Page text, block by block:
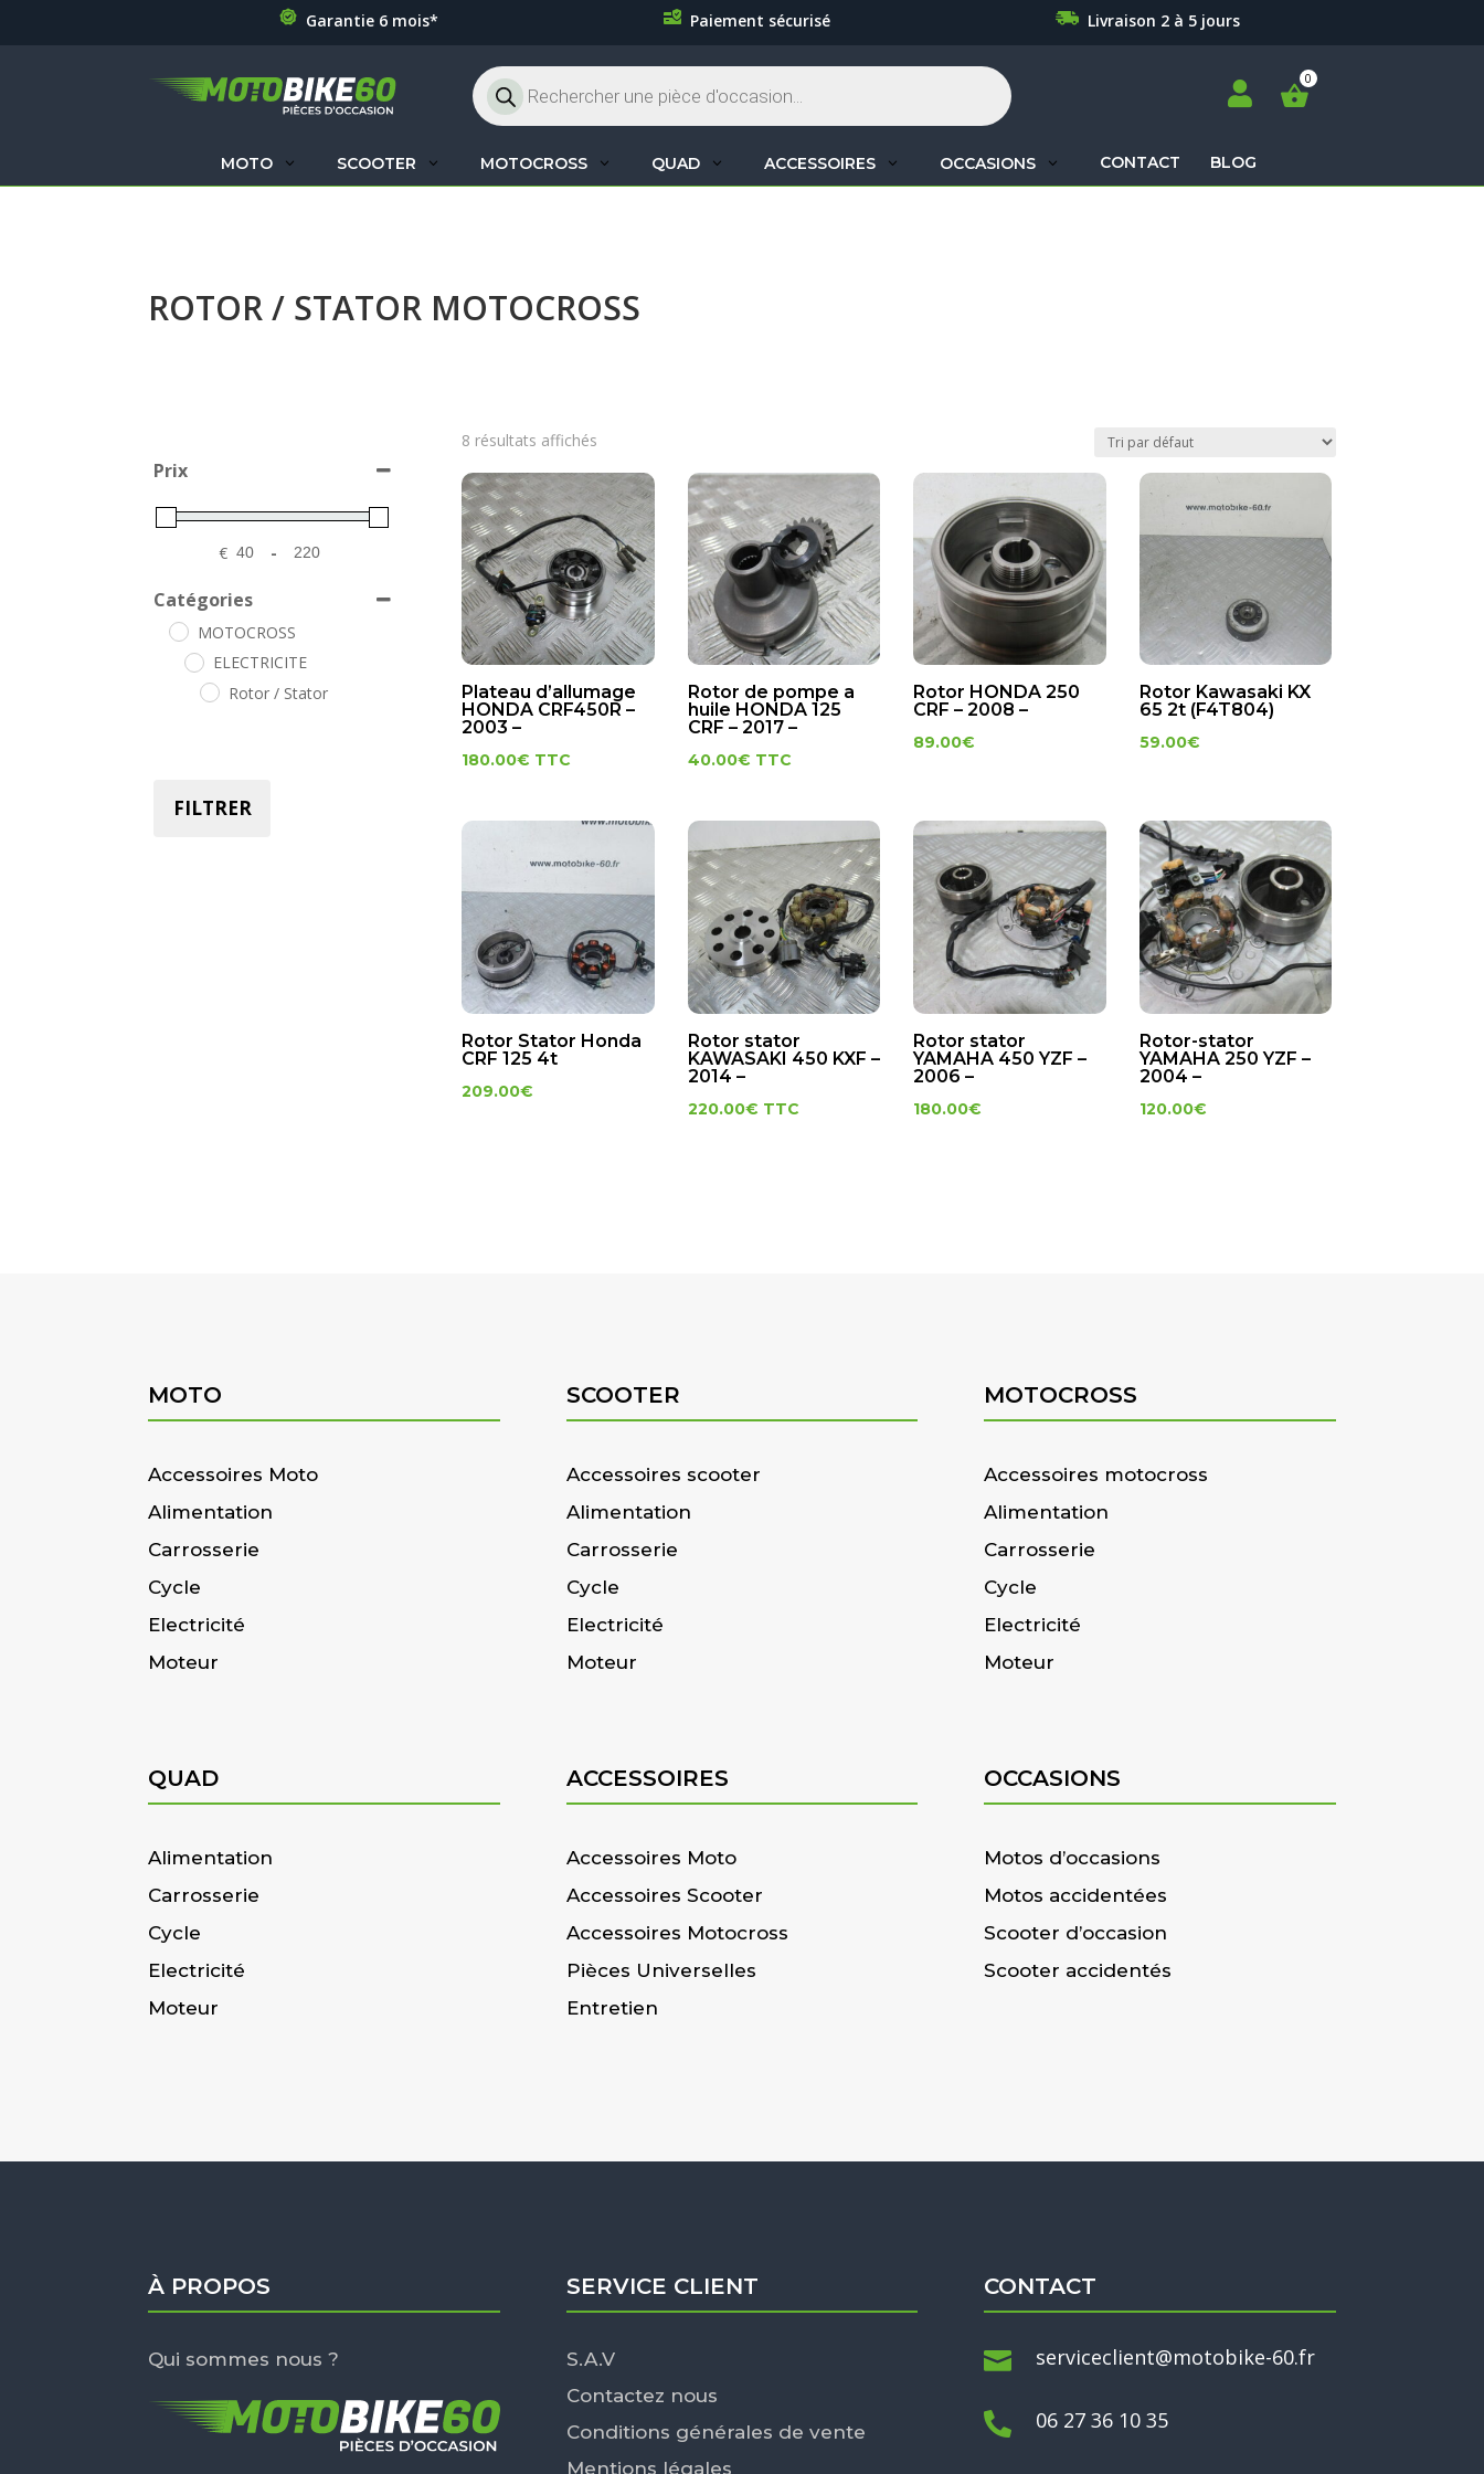
Garantie 6 mois* Paiement sécurisé Livraison 2 à 5 jours
Recherche
de
produits

MOTO SCOOTER MOTOCROSS QUAD ACCESSOIRES OCCASIONS CONTACT BLOG
ROTOR / STATOR MOTOCROSS
Prix
€
Minimum Price
-
Maximum Price
Catégories
MOTOCROSS
ELECTRICITE
Rotor / Stator
FILTRER
8 résultats affichés
Plateau d’allumage
HONDA CRF450R –
2003 –
180.00€ TTC
Rotor de pompe a
huile HONDA 125
CRF – 2017 –
40.00€ TTC
Rotor HONDA 250
CRF – 2008 –
89.00€
Rotor Kawasaki KX
65 2t (F4T804)
59.00€
Rotor Stator Honda
CRF 125 4t
209.00€
Rotor stator
KAWASAKI 450 KXF –
2014 –
220.00€ TTC
Rotor stator
YAMAHA 450 YZF –
2006 –
180.00€
Rotor-stator
YAMAHA 250 YZF –
2004 –
120.00€
MOTO
Accessoires Moto
Alimentation
Carrosserie
Cycle
Electricité
Moteur
SCOOTER
Accessoires scooter
Alimentation
Carrosserie
Cycle
Electricité
Moteur
MOTOCROSS
Accessoires motocross
Alimentation
Carrosserie
Cycle
Electricité
Moteur
QUAD
Alimentation
Carrosserie
Cycle
Electricité
Moteur
ACCESSOIRES
Accessoires Moto
Accessoires Scooter
Accessoires Motocross
Pièces Universelles
Entretien
OCCASIONS
Motos d’occasions
Motos accidentées
Scooter d’occasion
Scooter accidentés
À PROPOS
Qui sommes nous ?
SERVICE CLIENT
S.A.V
Contactez nous
Conditions générales de vente
Mentions légales
CONTACT
 serviceclient@motobike-60.fr
 06 27 36 10 35